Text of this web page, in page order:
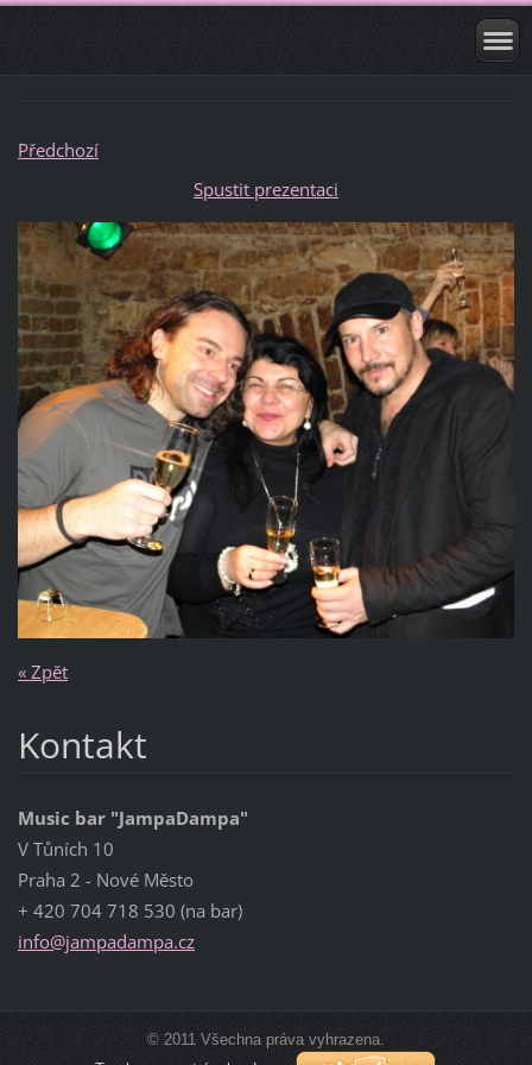
Předchozí
Spustit prezentaci
« Zpět
Kontakt
Music bar "JampaDampa"
V Tůních 10
Praha 2 - Nové Město
+ 420 704 718 530 (na bar)
info@jampadampa.cz
© 2011 Všechna práva vyhrazena.